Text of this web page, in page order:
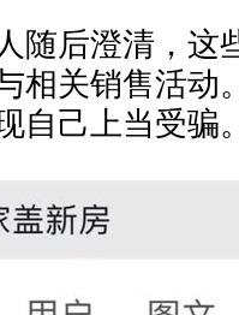
随后澄清，这
相关销售活动
自己上当受骗